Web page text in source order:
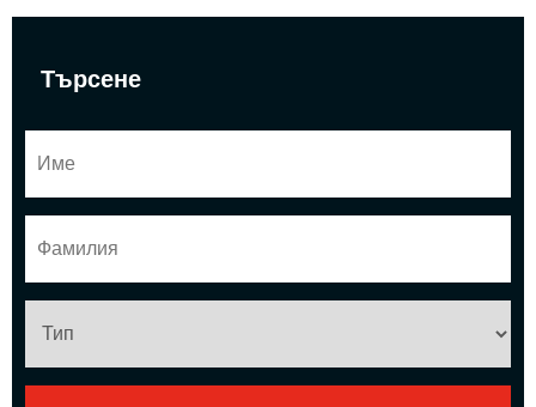
Търсене